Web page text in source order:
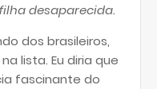
desaparecida.
dos brasileiros,
lista. Eu diria que
fascinante do